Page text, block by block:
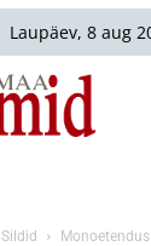
Laupäev, 8 aug
Sildid